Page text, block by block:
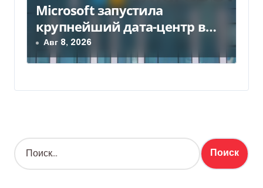
Microsoft запустила
крупнейший дата-центр в
Индии за $20,5 миллиарда
Авг 8, 2026
Н
а